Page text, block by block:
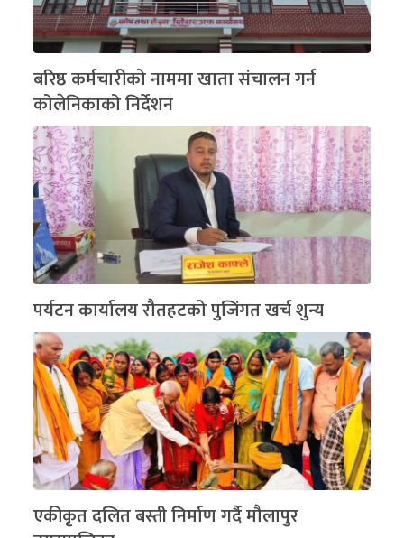
बरिष्ठ कर्मचारीको नाममा खाता संचालन गर्न
कोलेनिकाको निर्देशन
पर्यटन कार्यालय रौतहटको पुजिंगत खर्च शुन्य
एकीकृत दलित बस्ती निर्माण गर्दै मौलापुर